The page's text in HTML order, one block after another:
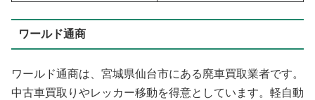
ワールド通商
ワールド通商は、宮城県仙台市にある廃車買取業者です。
中古車買取りやレッカー移動を得意としています。軽自動